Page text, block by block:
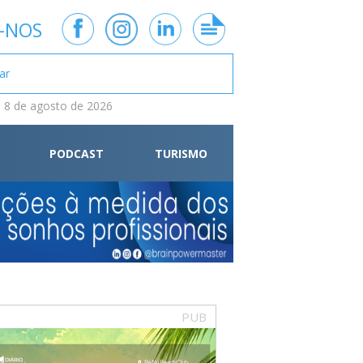
8 de agosto de 2026
PODCAST TURISMO
PUB